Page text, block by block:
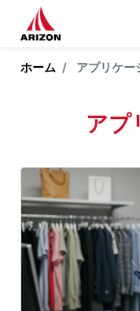
ホーム アプリケー
アプ